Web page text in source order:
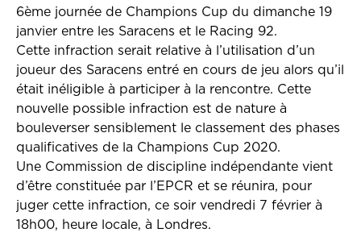
6ème journée de Champions Cup du dimanche 19
janvier entre les Saracens et le Racing 92.
Cette infraction serait relative à l’utilisation d’un
joueur des Saracens entré en cours de jeu alors qu’il
était inéligible à participer à la rencontre. Cette
nouvelle possible infraction est de nature à
bouleverser sensiblement le classement des phases
qualificatives de la Champions Cup 2020.
Une Commission de discipline indépendante vient
d’être constituée par l’EPCR et se réunira, pour
juger cette infraction, ce soir vendredi 7 février à
18h00, heure locale, à Londres.